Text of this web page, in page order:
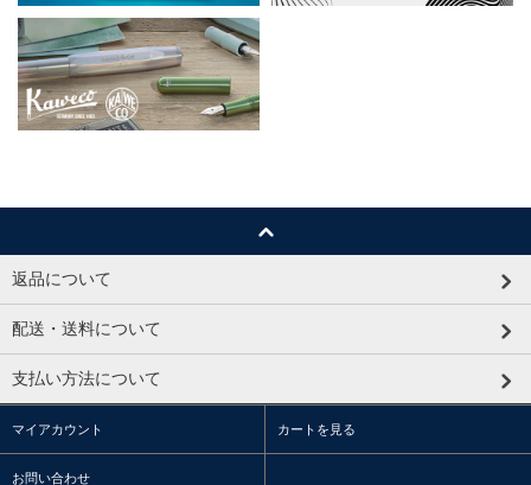
返品について
配送・送料について
支払い方法について
マイアカウント カートを見る
お問い合わせ